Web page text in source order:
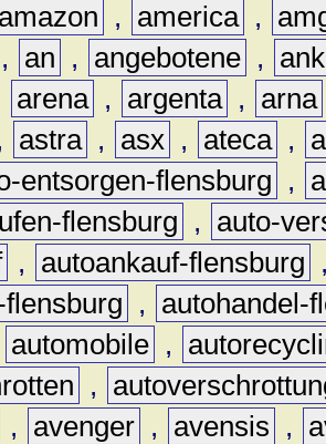
amazon , america ,
, an , angebotene ,
arena , argenta , arna
astra , asx , ateca ,
entsorgen-flensburg ,
flensburg
,
auto-
, autoankauf-flensburg
,
autohandel-
automobile ,
,
, avenger , avensis ,